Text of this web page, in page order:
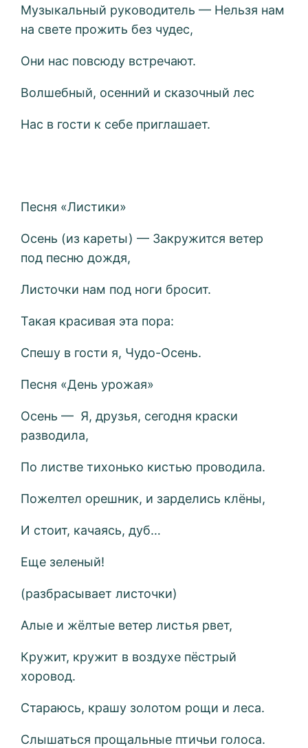
Музыкальный руководитель — Нельзя нам
на свете прожить без чудес,
Они нас повсюду встречают.
Волшебный, осенний и сказочный лес
Нас в гости к себе приглашает.
Песня «Листики»
Осень (из кареты) — Закружится ветер
под песню дождя,
Листочки нам под ноги бросит.
Такая красивая эта пора:
Спешу в гости я, Чудо-Осень.
Песня «День урожая»
Осень — Я, друзья, сегодня краски
разводила,
По листве тихонько кистью проводила.
Пожелтел орешник, и зарделись клёны,
И стоит, качаясь, дуб…
Еще зеленый!
(разбрасывает листочки)
Алые и жёлтые ветер листья рвет,
Кружит, кружит в воздухе пёстрый
хоровод.
Стараюсь, крашу золотом рощи и леса.
Слышаться прощальные птичьи голоса.